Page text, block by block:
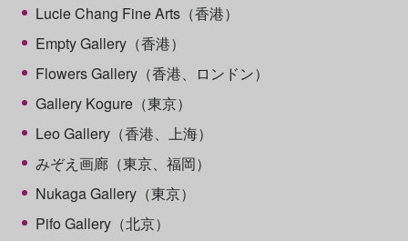
Lucie Chang Fine Arts（香港）
Empty Gallery（香港）
Flowers Gallery（香港、ロンドン）
Gallery Kogure（東京）
Leo Gallery（香港、上海）
みぞえ画廊（東京、福岡）
Nukaga Gallery（東京）
Pifo Gallery（北京）